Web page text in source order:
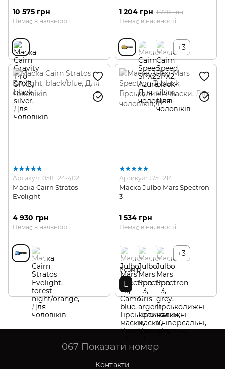
10 575 грн
Немає в наявності
1 204 грн 1 720 грн
Немає в наявності
+3
Артикул: 0581124-402
Маска Cairn Stratos
Evolight
4 930 грн
Немає в наявності
Артикул: J7511214
Маска Julbo Mars Spectron
3
1 534 грн
Немає в наявності
+3
Розмір
L
067 Показати номер
Контакти